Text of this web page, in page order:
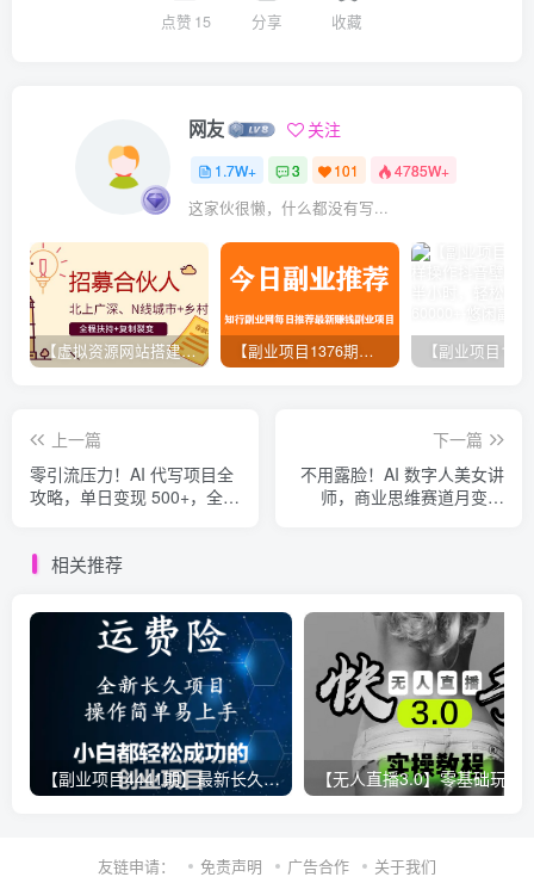
点赞 15 分享 收藏
网友 关注
1.7W+ 3 101 4785W+
这家伙很懒，什么都没有写...
【虚拟资源网站搭建服务】加盟本站系统，做一个和本站一样的独立网站，躺赚的项目 【副业项目1376期】龟课最新闲鱼项目玩法实战教程_全新升级月收益几千到几万
上一篇
零引流压力！AI 代写项目全
攻略，单日变现 500+，全职
下一篇
不用露脸！AI 数字人美女讲
师，商业思维赛道月变现
相关推荐
【副业项目4441期】最新长久稳定暴利项目，运费险全新玩法，日赚1000（包含详细教程，全程指导）
友链申请： 免责声明 广告合作 关于我们